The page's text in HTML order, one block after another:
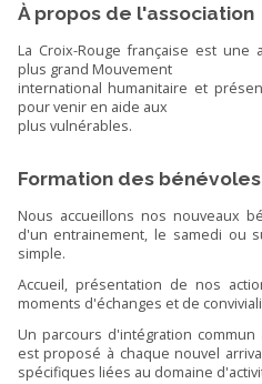
À propos de l'association
La Croix-Rouge française est une
plus grand Mouvement
international humanitaire et
pour venir en aide aux
plus vulnérables.
Formation des bénévoles
Nous accueillons nos nouveaux
d'un entrainement, le samedi ou
simple.
Accueil, présentation de nos
moments d'échanges et de
Un parcours d'intégration
est proposé à chaque nouvel
spécifiques liées au domaine